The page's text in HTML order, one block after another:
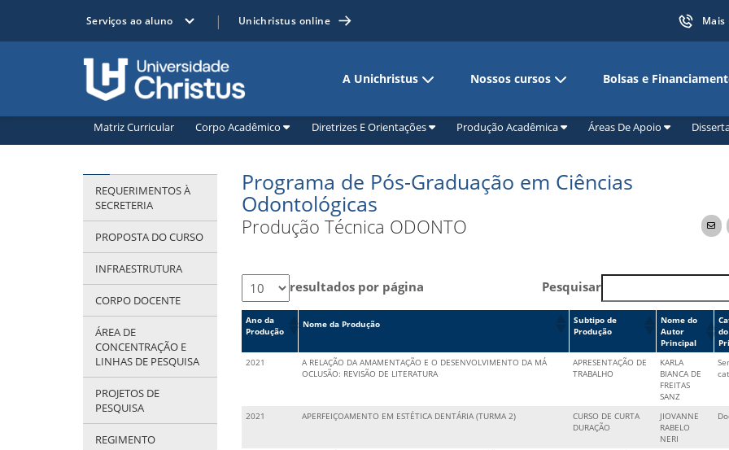
Serviços ao aluno Unichristus online Mais
Unichristus A Unichristus Nossos cursos Bolsas e
Matriz Curricular Corpo Acadêmico Diretrizes E Orientações Produção Acadêmica Áreas De Apoio
REQUERIMENTOS À
SECRETERIA
PROPOSTA DO CURSO
INFRAESTRUTURA
CORPO DOCENTE
ÁREA DE
CONCENTRAÇÃO E
LINHAS DE PESQUISA
PROJETOS DE
PESQUISA
REGIMENTO
Programa de Pós-Graduação em Ciências
Odontológicas
Produção Técnica ODONTO
resultados por página Pesquisar
Ano da
Produção
Nome da Produção
Subtipo de
Produção
Nome do
Autor
Principal
2021
A RELAÇÃO DA AMAMENTAÇÃO E O DESENVOLVIMENTO DA MÁ
OCLUSÃO: REVISÃO DE LITERATURA
APRESENTAÇÃO DE
TRABALHO
KARLA
BIANCA DE
FREITAS
SANZ
2021 APERFEIÇOAMENTO EM ESTÉTICA DENTÁRIA (TURMA 2)
CURSO DE CURTA
DURAÇÃO
JIOVANNE
RABELO
NERI